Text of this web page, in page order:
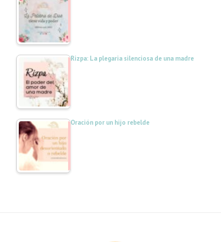
Rizpa: La plegaria silenciosa de una madre
Oración por un hijo rebelde